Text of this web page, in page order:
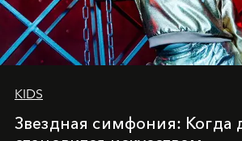
KIDS
Звездная симфония: Когда